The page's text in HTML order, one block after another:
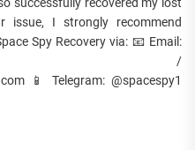
I strongly recommend
Spy Recovery via: 📧 Email:
/
📱 Telegram: @spacespy1